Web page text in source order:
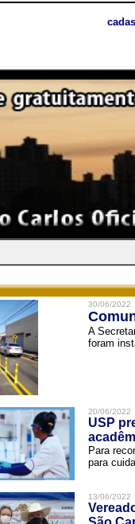
30/06/2022
A
foram
20/06/2022
USP
Para
para
13/06/2022